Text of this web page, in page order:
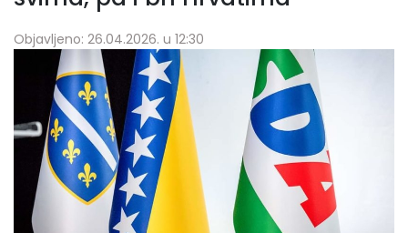
Objavljeno: 26.04.2026. u 12:30